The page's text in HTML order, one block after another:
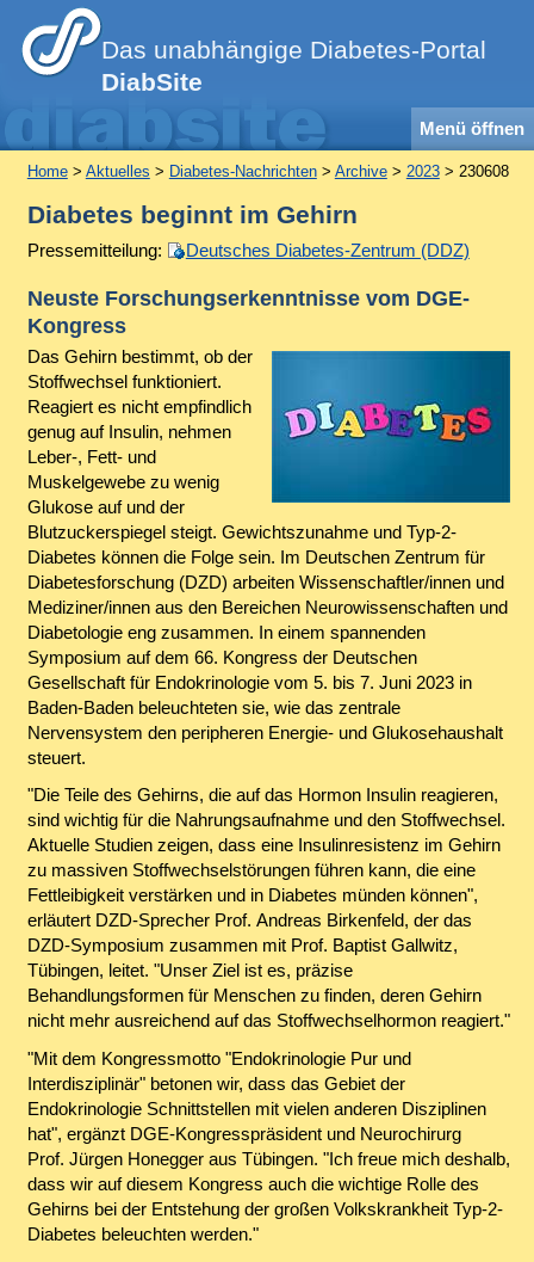
Das unabhängige Diabetes-Portal
DiabSite
Menü öffnen
Home> Aktuelles > Diabetes-Nachrichten> Archive> 2023> 230608
Diabetes beginnt im Gehirn
Pressemitteilung: Deutsches Diabetes-Zentrum (DDZ)
Neuste Forschungserkenntnisse vom DGE-
Kongress
Das Gehirn bestimmt, ob der
Stoffwechsel funktioniert.
Reagiert es nicht empfindlich
genug auf Insulin, nehmen
Leber-, Fett- und
Muskelgewebe zu wenig
Glukose auf und der
Blutzuckerspiegel steigt. Gewichtszunahme und Typ-2-
Diabetes können die Folge sein. Im Deutschen Zentrum für
Diabetesforschung (DZD) arbeiten Wissenschaftler/innen und
Mediziner/innen aus den Bereichen Neurowissenschaften und
Diabetologie eng zusammen. In einem spannenden
Symposium auf dem 66. Kongress der Deutschen
Gesellschaft für Endokrinologie vom 5. bis 7. Juni 2023 in
Baden-Baden beleuchteten sie, wie das zentrale
Nervensystem den peripheren Energie- und Glukosehaushalt
steuert.
"Die Teile des Gehirns, die auf das Hormon Insulin reagieren,
sind wichtig für die Nahrungsaufnahme und den Stoffwechsel.
Aktuelle Studien zeigen, dass eine Insulinresistenz im Gehirn
zu massiven Stoffwechselstörungen führen kann, die eine
Fettleibigkeit verstärken und in Diabetes münden können",
erläutert DZD-Sprecher Prof. Andreas Birkenfeld, der das
DZD-Symposium zusammen mit Prof. Baptist Gallwitz,
Tübingen, leitet. "Unser Ziel ist es, präzise
Behandlungsformen für Menschen zu finden, deren Gehirn
nicht mehr ausreichend auf das Stoffwechselhormon reagiert."
"Mit dem Kongressmotto "Endokrinologie Pur und
Interdisziplinär" betonen wir, dass das Gebiet der
Endokrinologie Schnittstellen mit vielen anderen Disziplinen
hat", ergänzt DGE-Kongresspräsident und Neurochirurg
Prof. Jürgen Honegger aus Tübingen. "Ich freue mich deshalb,
dass wir auf diesem Kongress auch die wichtige Rolle des
Gehirns bei der Entstehung der großen Volkskrankheit Typ-2-
Diabetes beleuchten werden."